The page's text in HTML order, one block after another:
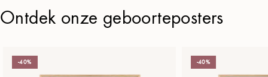
Gepersonaliseerde
Maak een unieke poster met naam, datum,
Ontdek onze geboorteposters
-40% -40%